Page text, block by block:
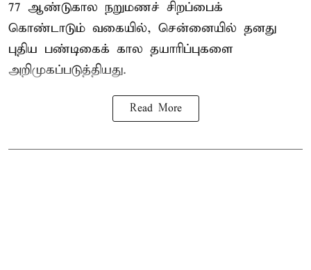
77 ஆண்டுகால நறுமணச் சிறப்பைக்
கொண்டாடும் வகையில், சென்னையில் தனது
புதிய பண்டிகைக் கால தயாரிப்புகளை
அறிமுகப்படுத்தியது.
Read More